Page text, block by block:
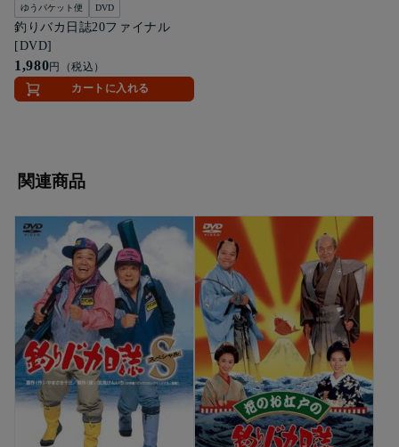
ゆうパケット便 DVD
釣りバカ日誌20ファイナル
[DVD]
1,980円（税込）
カートに入れる
関連商品